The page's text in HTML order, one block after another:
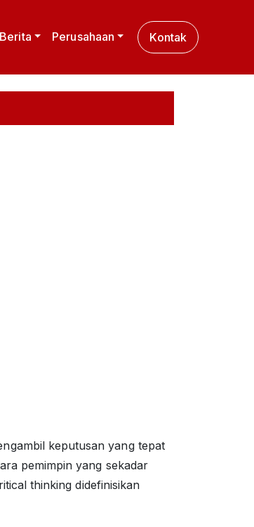
Berita Perusahaan Kontak
keputusan yang tepat
pemimpin yang sekadar
thinking didefinisikan